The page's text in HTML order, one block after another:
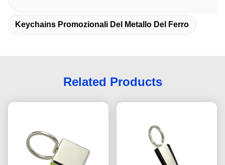
Keychains Promozionali Del Metallo Del Ferro
Related Products